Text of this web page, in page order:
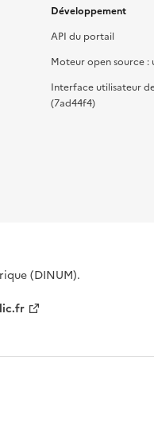
Développement
API du portail
Moteur open source :
Interface utilisateur
(7ad44f4)
(DINUM).